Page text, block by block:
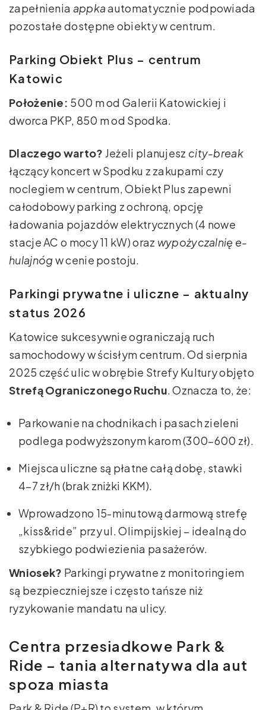
zapełnienia appkaautomatycznie podpowiada
pozostałe dostępne obiekty w centrum.
Parking Obiekt Plus – centrum
Katowic
Położenie: 500 m od Galerii Katowickiej i
dworca PKP, 850 m od Spodka.
Dlaczego warto? Jeżeli planujesz city-break
łączący koncert w Spodku z zakupami czy
noclegiem w centrum, Obiekt Plus zapewni
całodobowy parking z ochroną, opcję
ładowania pojazdów elektrycznych (4 nowe
stacje AC o mocy 11 kW) oraz wypożyczalnię e-
hulajnógw cenie postoju.
Parkingi prywatne i uliczne – aktualny
status 2026
Katowice sukcesywnie ograniczają ruch
samochodowy w ścisłym centrum. Od sierpnia
2025 część ulic w obrębie Strefy Kultury objęto
Strefą Ograniczonego Ruchu. Oznacza to, że:
Parkowanie na chodnikach i pasach zieleni
podlega podwyższonym karom (300–600 zł).
Miejsca uliczne są płatne całą dobę, stawki
4–7 zł/h (brak zniżki KKM).
Wprowadzono 15-minutową darmową strefę
„kiss&ride” przy ul. Olimpijskiej – idealną do
szybkiego podwiezienia pasażerów.
Wniosek? Parkingi prywatne z monitoringiem
są bezpieczniejsze i często tańsze niż
ryzykowanie mandatu na ulicy.
Centra przesiadkowe Park &
Ride – tania alternatywa dla aut
spoza miasta